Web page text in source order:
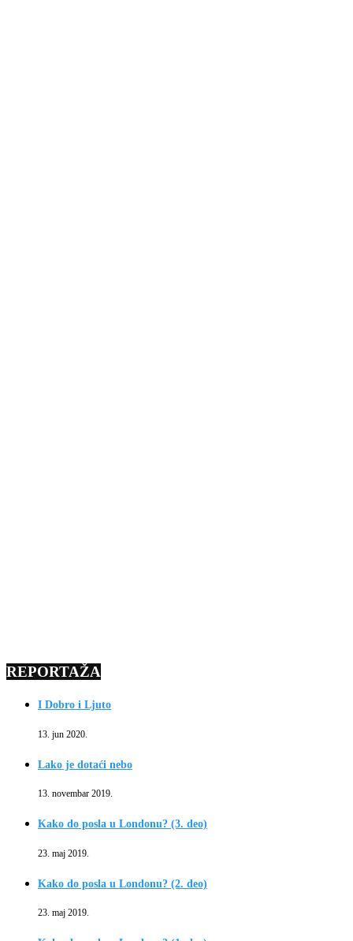
REPORTAŽA
I Dobro i Ljuto
13. jun 2020.
Lako je dotaći nebo
13. novembar 2019.
Kako do posla u Londonu? (3. deo)
23. maj 2019.
Kako do posla u Londonu? (2. deo)
23. maj 2019.